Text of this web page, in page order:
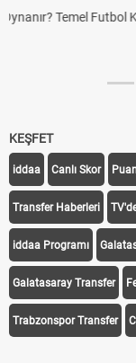
Hradec Kralove
Hradec Kralove
KEŞFET
iddaa Canlı Skor
Transfer Haberleri
iddaa Programı
Galatasaray Transfer
Trabzonspor Transfer